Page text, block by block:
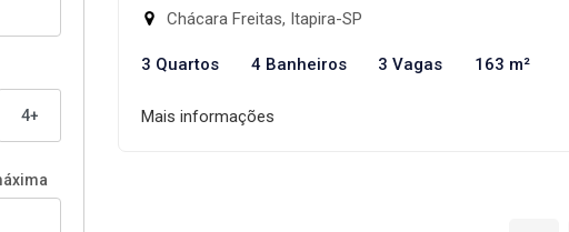
4+
Chácara Freitas, Itapira-SP
3 Quartos 4 Banheiros 3 Vagas 163 m²
Mais informações